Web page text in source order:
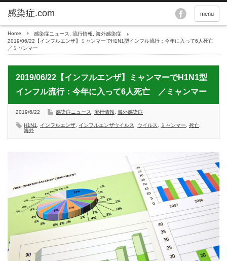
menu
Home 感染症ニュース 流行情報
海外感染症
2019/06/22【インフルエンザ】ミャンマーでH1N1型インフル流行：今年に入って6人死亡
／ミャンマー
2019/06/22【インフルエンザ】ミャンマーでH1N1型
インフル流行：今年に入って6人死亡 ／ミャンマー
2019/6/22 感染症ニュース 流行情報 海外感染症
H1N1 インフルエンザ インフルエンザウイルス ウイルス ミャンマー 死亡
海外